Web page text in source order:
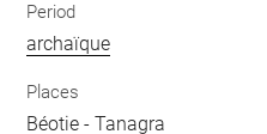
Period
archaïque
Places
Béotie -Tanagra